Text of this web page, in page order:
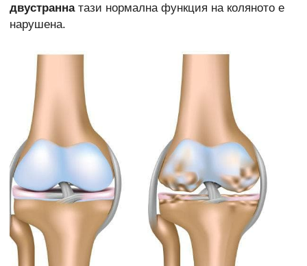
двустраннатази нормална функция на коляното е
нарушена.